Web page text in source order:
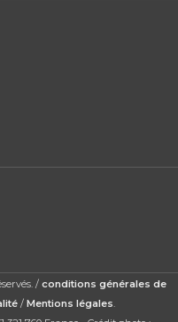
/ conditions générales de
/ Mentions légales